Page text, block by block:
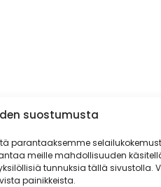
suostumusta
parantaaksemme
meille mahdollisuuden
tunnuksia tällä sivustolla.
painikkeista.